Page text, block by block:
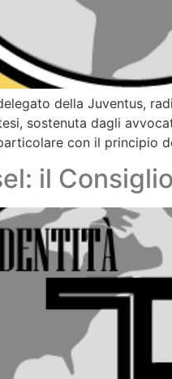
della Juventus,
sostenuta dagli
con il principio
il